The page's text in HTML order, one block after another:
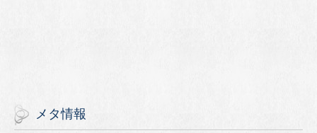
メタ情報